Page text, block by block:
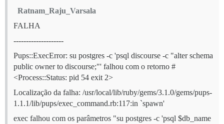
Ratnam_Raju_Varsala
FALHA
--------------------
Pups::ExecError: su postgres -c 'psql discourse -c "alter schema
public owner to discourse;"' falhou com o retorno #
<Process::Status: pid 54 exit 2>
Localização da falha: /usr/local/lib/ruby/gems/3.1.0/gems/pups-
1.1.1/lib/pups/exec_command.rb:117:in `spawn'
exec falhou com os parâmetros "su postgres -c 'psql $db_name